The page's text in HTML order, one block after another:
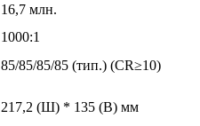
16,7 млн.
1000:1
85/85/85/85 (тип.) (CR≥10)
217,2 (Ш) * 135 (В) мм